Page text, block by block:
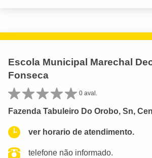
Escola Municipal Marechal
Fonseca
0 aval.
Fazenda Tabuleiro Do Orobo, Sn,
ver horario de atendimento.
telefone não informado.